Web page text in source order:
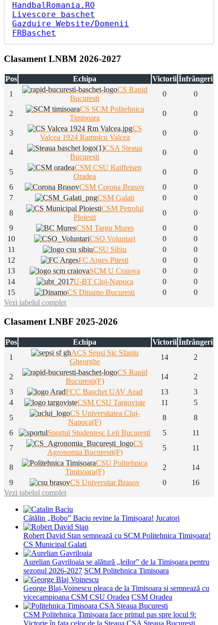
HandbalRomania.RO
Livescore baschet
Gazduire Website/Domenii
FRBaschet
Clasament LNBM 2026-2027
Pos Echipa Victorii Înfrângeri
1
CS Rapid
Bucuresti
0 0
2
CS SCM Politehnica
Timisoara
0 0
3
CS
Valcea 1924 Ramnicu Valcea
0 0
4
CSA Steaua
Bucuresti
0 0
5
CSM CSU Raiffeisen
Oradea
0
0
6
CSM Corona Brasov 0
0
7
CSM Galati 0
0
8
CSM Petrolul
Ploiesti
0
0
9
CSM Targu Mures 0
0
10
CSO Voluntari 0
0
11
CSU Sibiu 0
0
12
FC Arges Pitesti 0
0
13
SCM U Craiova 0
0
14
U-BT Cluj-Napoca 0
0
15
CS Dinamo Bucuresti 0
0
Vezi tabelul complet
Clasament LNBF 2025-2026
Pos Echipa Victorii Înfrângeri
1
ACS Sepsi Sic Sfantu
Gheorghe
14 2
2
CS Rapid
Bucuresti(F)
14
2
3
FCC Baschet UAV Arad 13
3
4
CSM CSU Targoviste 11
5
5
CS Universitatea Cluj-
Napoca(F)
8
8
6
Sportul Studentesc Leii Bucuresti 5
11
7
CS
Agronomia Bucuresti(F)
5 11
8
CSU Politehnica
Timisoara(F)
2
14
9
CS Universitar Brasov 0
16
Vezi tabelul complet
Cătălin „Bobo” Baciu revine la Timișoara! Jucatori
Robert David Stan semnează cu SCM Politehnica Timișoara!
CS Municipal Galati
Aurelian Gavriloaia se alătură „leilor” de la Timișoara pentru
sezonul 2026-2027 SCM Politehnica Timisoara
George Blaj-Voinescu pleaca de la Timisoara si semnează cu
vicecampioana CSM CSU Oradea CSM Oradea
CSM Politehnica Timișoara face primul pas spre locul 9:
Victorie în fața celor de la Steaua CSA Steaua Bucuresti